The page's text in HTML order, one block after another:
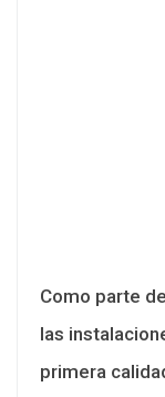
Como parte
las
primera